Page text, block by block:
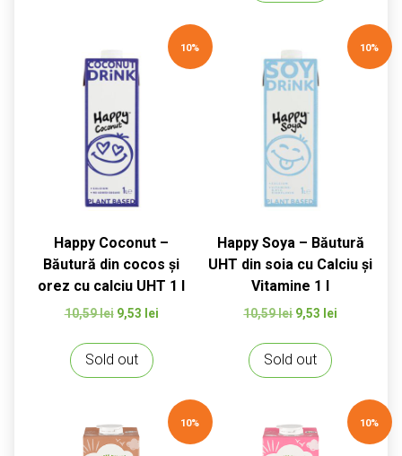
10%
Happy Coconut –
Băutură din cocos și
orez cu calciu UHT 1 l
10,59lei Prețul
a
fost:
9,53 leiPrețul
Sold out
10%
Happy Soya – Băutură
UHT din soia cu Calciu și
Vitamine 1 l
10,59lei Prețul
a
fost:
9,53 lei
Sold out
10% 10%